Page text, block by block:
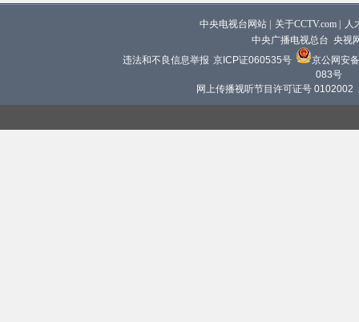
中央电视台网站 关于CCTV.com
人
中央广播电视总台 央视
违法和不良信息举报 京ICP证060535号
京公网安
083号
网上传播视听节目许可证号